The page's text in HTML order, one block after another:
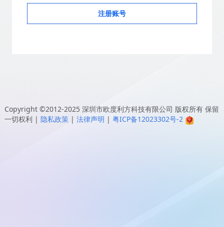
注册账号
Copyright ©2012-2025 深圳市欧度利方科技有限公司 版权所有 保留
一切权利 | 隐私政策 | 法律声明 | 粤ICP备12023302号-2